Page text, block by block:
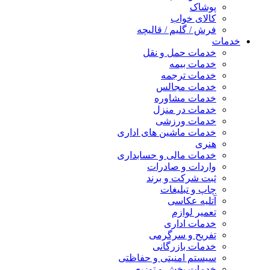
پوشاک
کالای خواب
فرش / گلیم / قالیچه
خدمات
خدمات حمل و نقل
خدمات بیمه
خدمات ترجمه
خدمات مجالس
خدمات مشاوره
خدمات در منزل
خدمات ورزشی
خدمات ماشین های اداری
هنری
خدمات مالی و حسابداری
واردات و صادرات
ثبت شرکت و برند
چاپ و تبلیغات
آتلیه عکاسی
تعمیر لوازم
خدمات اداری
تفریح و سرگرمی
خدمات بازرگانی
سیستم امنیتی و حفاظتی